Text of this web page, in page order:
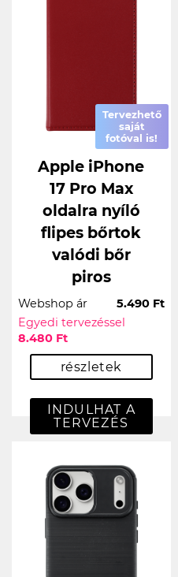
Tervezhető
saját
fotóval is!
Apple iPhone
17 Pro Max
oldalra nyíló
flipes bőrtok
valódi bőr
piros
Webshop ár
5.490 Ft
Egyedi tervezéssel
8.480 Ft
részletek
INDULHAT A
TERVEZÉS